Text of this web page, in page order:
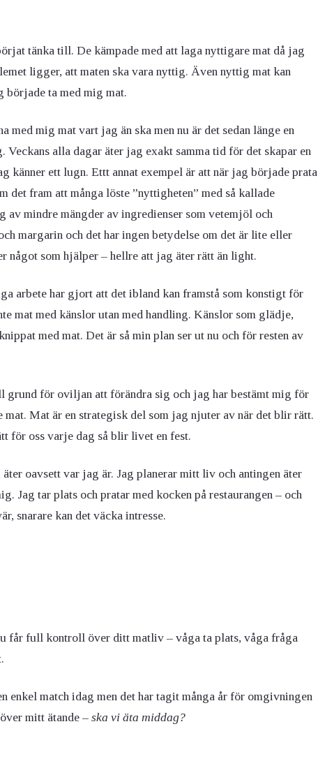
tänka till. De kämpade med att laga nyttigare mat då jag
ligger, att maten ska vara nyttig. Även nyttig mat kan
började ta med mig mat.
mig mat vart jag än ska men nu är det sedan länge en
alla dagar äter jag exakt samma tid för det skapar en
känner ett lugn. Ettt annat exempel är att när jag började prata
det fram att många löste ”nyttigheten” med så kallade
mindre mängder av ingredienser som vetemjöl och
margarin och det har ingen betydelse om det är lite eller
något som hjälper – hellre att jag äter rätt än light.
arbete har gjort att det ibland kan framstå som konstigt för
mat med känslor utan med handling. Känslor som glädje,
med mat. Det är så min plan ser ut nu och för resten av
grund för oviljan att förändra sig och jag har bestämt mig för
Mat är en strategisk del som jag njuter av när det blir rätt.
för oss varje dag så blir livet en fest.
oavsett var jag är. Jag planerar mitt liv och antingen äter
Jag tar plats och pratar med kocken på restaurangen – och
snarare kan det väcka intresse.
får full kontroll över ditt matliv – våga ta plats, våga fråga
enkel match idag men det har tagit många år för omgivningen
mitt ätande – ska vi äta middag?